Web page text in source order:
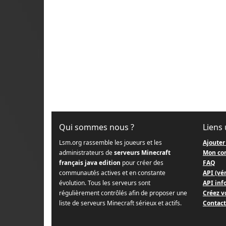
Qui sommes nous ?
Lsm.org rassemble les joueurs et les
administrateurs deserveurs Minecraft
français java edition pour créer des
communautés actives et en constante
évolution. Tous les serveurs sont
régulièrement contrôlés afin de proposer une
liste de serveurs Minecraft sérieux et actifs.
Liens
Mon
FAQ
API
API
Créez
Contact